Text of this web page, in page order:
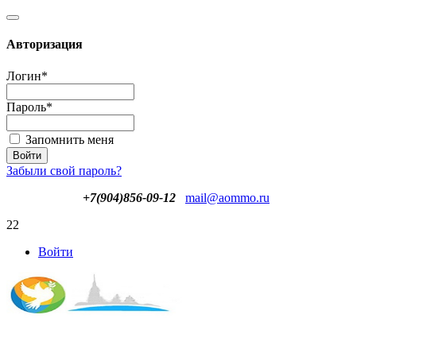
Авторизация
Логин*
Пароль*
Запомнить меня
Забыли свой пароль?
+7(904)856-09-12
mail@aommo.ru
22
Войти